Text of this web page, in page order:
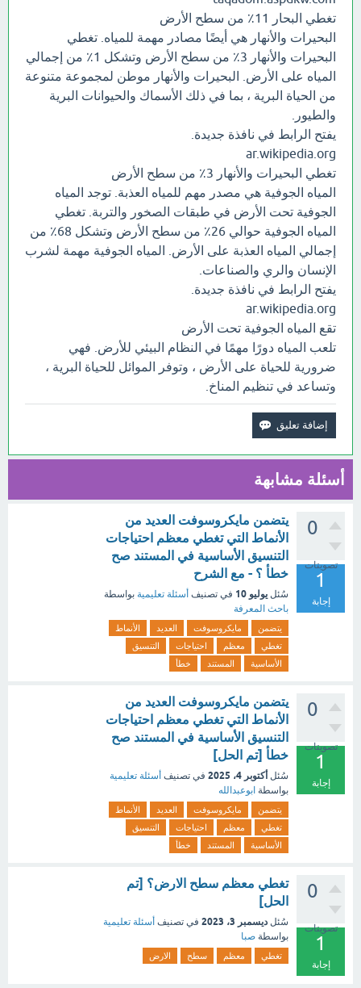
تغطي البحار 11٪ من سطح الأرض
البحيرات والأنهار هي أيضًا مصادر مهمة للمياه. تغطي
البحيرات والأنهار 3٪ من سطح الأرض وتشكل 1٪ من إجمالي
المياه على الأرض. البحيرات والأنهار موطن لمجموعة متنوعة
من الحياة البرية ، بما في ذلك الأسماك والحيوانات البرية
والطيور.
يفتح الرابط في نافذة جديدة.
ar.wikipedia.org
تغطي البحيرات والأنهار 3٪ من سطح الأرض
المياه الجوفية هي مصدر مهم للمياه العذبة. توجد المياه
الجوفية تحت الأرض في طبقات الصخور والتربة. تغطي
المياه الجوفية حوالي 26٪ من سطح الأرض وتشكل 68٪ من
إجمالي المياه العذبة على الأرض. المياه الجوفية مهمة لشرب
الإنسان والري والصناعات.
يفتح الرابط في نافذة جديدة.
ar.wikipedia.org
تقع المياه الجوفية تحت الأرض
تلعب المياه دورًا مهمًا في النظام البيئي للأرض. فهي
ضرورية للحياة على الأرض ، وتوفر الموائل للحياة البرية ،
وتساعد في تنظيم المناخ.
أسئلة مشابهة
0
تصويتات
1
إجابة
يتضمن مايكروسوفت العديد من
الأنماط التي تغطي معظم احتياجات
التنسيق الأساسية في المستند صح
خطأ ؟ - مع الشرح
سُئل يوليو 10 في تصنيف أسئلة تعليمية بواسطة
باحث المعرفة
يتضمن مايكروسوفت العديد
الأنماط
تغطي
معظم احتياجات
التنسيق
الأساسية
المستند خطأ
0
تصويتات
1
إجابة
يتضمن مايكروسوفت العديد من
الأنماط التي تغطي معظم احتياجات
التنسيق الأساسية في المستند صح
خطأ [تم الحل]
سُئل أكتوبر 4، 2025 في تصنيف أسئلة تعليمية
بواسطة ابوعبدالله
يتضمن مايكروسوفت العديد
الأنماط
تغطي
معظم احتياجات
التنسيق
الأساسية
المستند خطأ
0
تصويتات
1
إجابة
تغطي معظم سطح الارض؟ [تم
الحل]
سُئل ديسمبر 3، 2023 في تصنيف أسئلة تعليمية
بواسطة صبا
تغطي معظم سطح الارض